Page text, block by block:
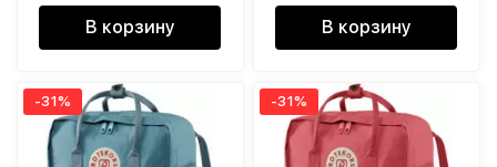
В корзину В корзину
-31% -31%